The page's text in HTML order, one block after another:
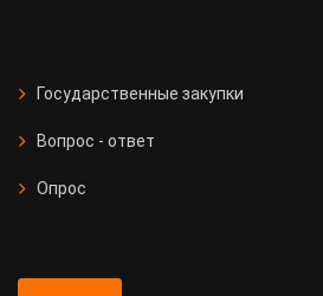
Государственные закупки
Вопрос - ответ
Опрос